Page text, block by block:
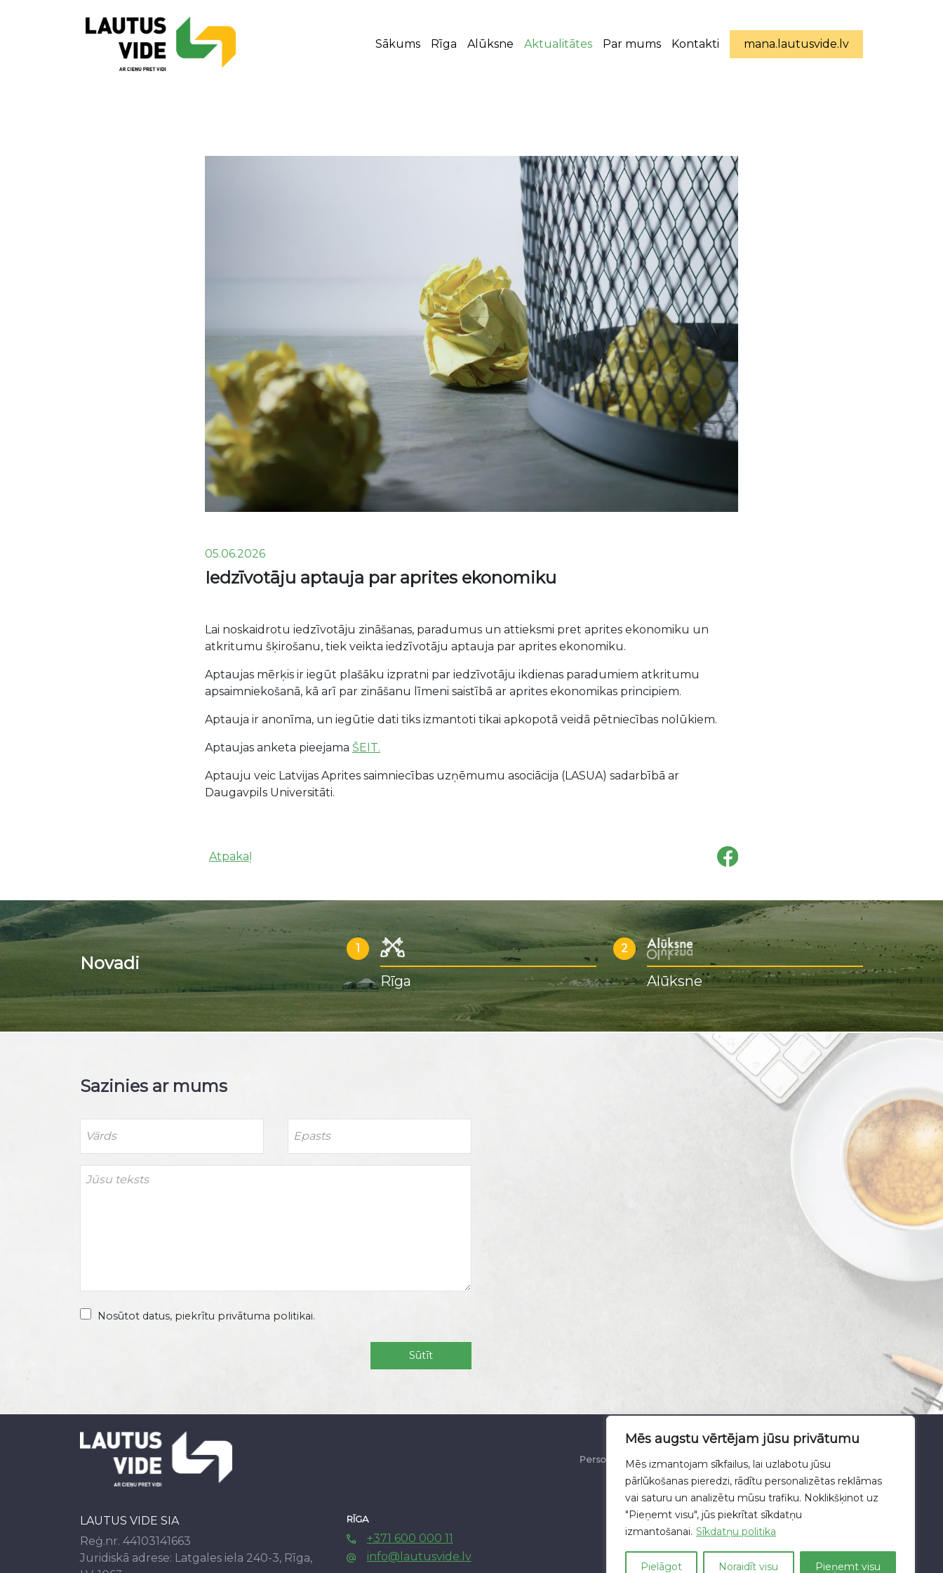
Mēs augstu vērtējam jūsu privātumu
Mēs izmantojam sīkfailus, lai uzlabotu jūsu
pārlūkošanas pieredzi, rādītu personalizētas reklāmas
vai saturu un analizētu mūsu trafiku. Noklikšķinot uz
"Pieņemt visu", jūs piekrītat sīkdatņu
izmantošanai. Sīkdatņu politika
Pielāgot Noraidīt visu Pieņemt visu
Sākums Rīga Alūksne Aktualitātes Par mums Kontakti mana.lautusvide.lv
05.06.2026
Iedzīvotāju aptauja par aprites ekonomiku
Lai noskaidrotu iedzīvotāju zināšanas, paradumus un attieksmi pret aprites ekonomiku un
atkritumu šķirošanu, tiek veikta iedzīvotāju aptauja par aprites ekonomiku.
Aptaujas mērķis ir iegūt plašāku izpratni par iedzīvotāju ikdienas paradumiem atkritumu
apsaimniekošanā, kā arī par zināšanu līmeni saistībā ar aprites ekonomikas principiem.
Aptauja ir anonīma, un iegūtie dati tiks izmantoti tikai apkopotā veidā pētniecības nolūkiem.
Aptaujas anketa pieejama ŠEIT.
Aptauju veic Latvijas Aprites saimniecības uzņēmumu asociācija (LASUA) sadarbībā ar
Daugavpils Universitāti.
Atpakaļ
Novadi
1
Rīga
2
Alūksne
Sazinies ar mums
Nosūtot datus, piekrītu privātuma politikai.
Personas datu apstrādes politika
LAUTUS VIDE SIA
Reģ.nr. 44103141663
Juridiskā adrese: Latgales iela 240-3, Rīga,
RĪGA
+371 600 000 11
info@lautusvide.lv
ALŪKSNE
+371 643 828 38
aluksne@lautusvide.lv